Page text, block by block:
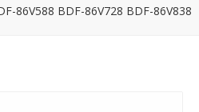
20240510
86V588 BDF-86V728 BDF-86V838